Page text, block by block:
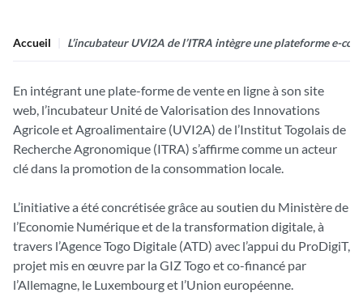
Accueil L’incubateur UVI2A de l’ITRA intègre une plateforme e-
En intégrant une plate-forme de vente en ligne à son site
web, l’incubateur Unité de Valorisation des Innovations
Agricole et Agroalimentaire (UVI2A) de l’Institut Togolais de
Recherche Agronomique (ITRA) s’affirme comme un acteur
clé dans la promotion de la consommation locale.
L’initiative a été concrétisée grâce au soutien du Ministère de
l’Economie Numérique et de la transformation digitale, à
travers l’Agence Togo Digitale (ATD) avec l’appui du ProDigiT,
projet mis en œuvre par la GIZ Togo et co-financé par
l’Allemagne, le Luxembourg et l’Union européenne.